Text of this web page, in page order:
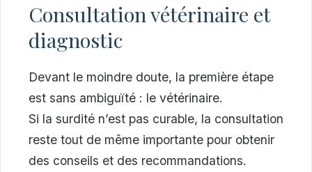
Consultation vétérinaire et
diagnostic
Devant le moindre doute, la première étape
est sans ambiguïté : le vétérinaire.
Si la surdité n’est pas curable, la consultation
reste tout de même importante pour obtenir
des conseils et des recommandations.